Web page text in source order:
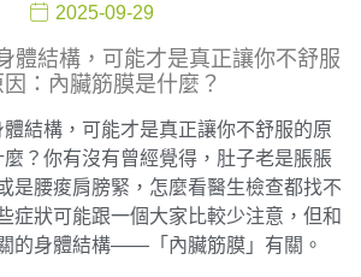
2025-09-29
體結構，可能才是真正讓你不舒服
因：內臟筋膜是什麼？
結構，可能才是真正讓你不舒服的原
麼？你有沒有曾經覺得，肚子老是脹脹
是腰痠肩膀緊，怎麼看醫生檢查都找不
症狀可能跟一個大家比較少注意，但和
的身體結構——「內臟筋膜」有關。